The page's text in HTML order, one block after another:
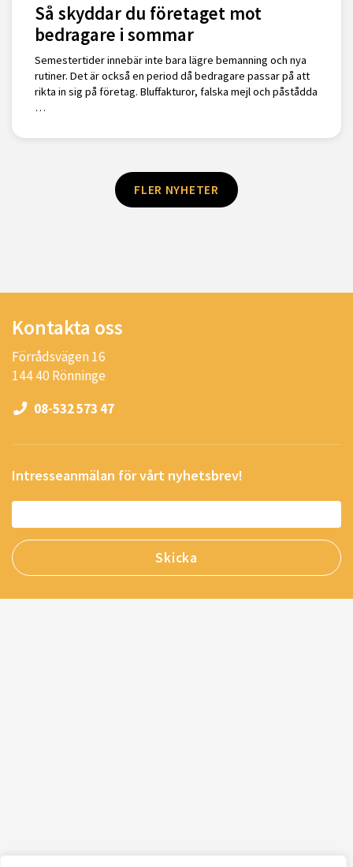
Så skyddar du företaget mot
bedragare i sommar
Semestertider innebär inte bara lägre bemanning och nya
rutiner. Det är också en period då bedragare passar på att
rikta in sig på företag. Bluffakturor, falska mejl och påstådda
…
FLER NYHETER
Kontakta oss
Förrådsvägen 16
144 40 Rönninge
08-532 573 47
Intresseanmälan för vårt nyhetsbrev!